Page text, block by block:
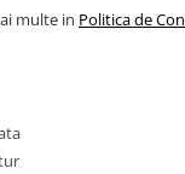
multe in Politica de